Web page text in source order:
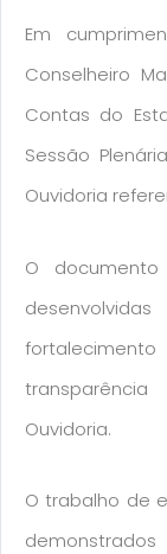
Em
Conselheiro
Contas do
Sessão
Ouvidoria
O
Ouvidoria.
O trabalho de